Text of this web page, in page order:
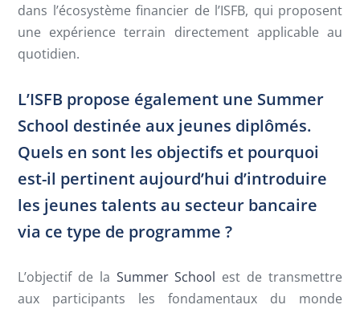
dans l’écosystème financier de l’ISFB, qui proposent
une expérience terrain directement applicable au
quotidien.
L’ISFB propose également une Summer
School destinée aux jeunes diplômés.
Quels en sont les objectifs et pourquoi
est-il pertinent aujourd’hui d’introduire
les jeunes talents au secteur bancaire
via ce type de programme ?
L’objectif de la Summer School est de transmettre
aux participants les fondamentaux du monde